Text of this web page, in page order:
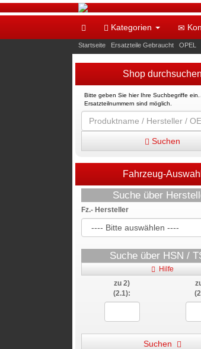
Kategorien
Startseite Ersatzteile Gebraucht OPEL
Shop durchsuchen
Bitte geben Sie hier Ihre Suchbegriffe ein.
Ersatzteilnummern sind möglich.
Suchen
Fahrzeug-Auswahl
Suche über
Fz.- Hersteller
Suche über HSN /
Hilfe
zu 2)
(2.1):
Suchen